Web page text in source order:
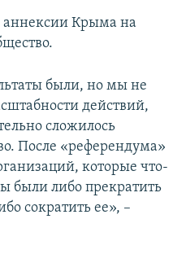
аннексии Крыма на
были, но мы не
действий,
сложилось
После «референдума»
которые что-
были либо прекратить
сократить ее», –